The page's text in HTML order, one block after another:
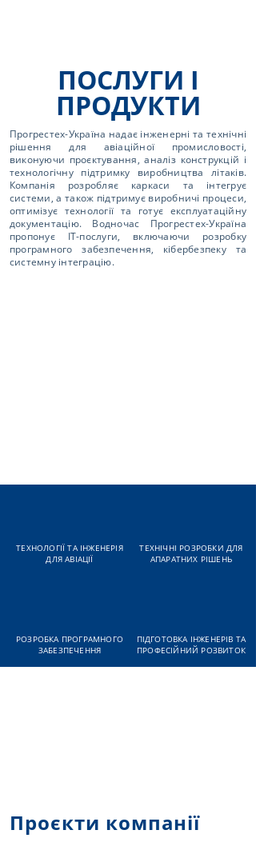
ПОСЛУГИ І
ПРОДУКТИ
Прогрестех-Україна надає інженерні та технічні
рішення для авіаційної промисловості,
виконуючи проєктування, аналіз конструкцій і
технологічну підтримку виробництва літаків.
Компанія розробляє каркаси та інтегрує
системи, а також підтримує виробничі процеси,
оптимізує технології та готує експлуатаційну
документацію. Водночас Прогрестех-Україна
пропонує ІТ-послуги, включаючи розробку
програмного забезпечення, кібербезпеку та
системну інтеграцію.
ТЕХНОЛОГІЇ ТА ІНЖЕНЕРІЯ
ДЛЯ АВІАЦІЇ
РОЗРОБКА ПРОГРАМНОГО
ЗАБЕЗПЕЧЕННЯ
ТЕХНІЧНІ РОЗРОБКИ ДЛЯ
АПАРАТНИХ РІШЕНЬ
ПІДГОТОВКА ІНЖЕНЕРІВ ТА
ПРОФЕСІЙНИЙ РОЗВИТОК
Проєкти компанії